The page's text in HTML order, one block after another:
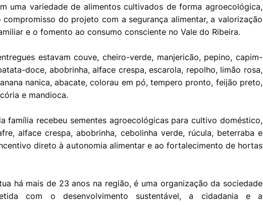
uma variedade de alimentos cultivados de forma agroecológica,
compromisso do projeto com a segurança alimentar, a valorização
e o fomento ao consumo consciente no Vale do Ribeira.
estavam couve, cheiro-verde, manjericão, pepino, capim-
doce, abobrinha, alface crespa, escarola, repolho, limão rosa,
nanica, abacate, colorau em pó, tempero pronto, feijão preto,
e mandioca.
família recebeu sementes agroecológicas para cultivo doméstico,
alface crespa, abobrinha, cebolinha verde, rúcula, beterraba e
direto à autonomia alimentar e ao fortalecimento de hortas
há mais de 23 anos na região, é uma organização da sociedade
com o desenvolvimento sustentável, a cidadania e a